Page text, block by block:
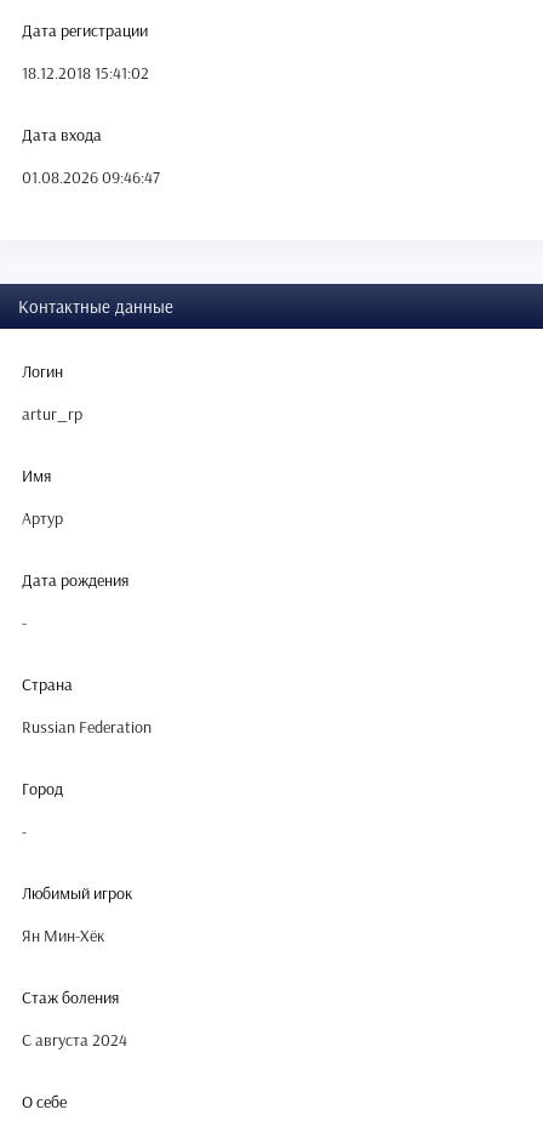
Дата регистрации
18.12.2018 15:41:02
Дата входа
01.08.2026 09:46:47
Контактные данные
Логин
artur_rp
Имя
Артур
Дата рождения
-
Страна
Russian Federation
Город
-
Любимый игрок
Ян Мин-Хёк
Стаж боления
С августа 2024
О себе